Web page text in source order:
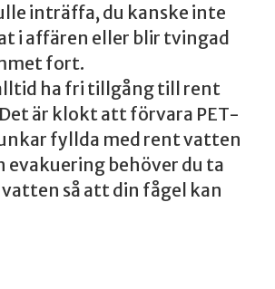
inträffa, du kanske inte
i affären eller blir tvingad
fort.
ha fri tillgång till rent
är klokt att förvara PET-
fyllda med rent vatten
evakuering behöver du ta
så att din fågel kan